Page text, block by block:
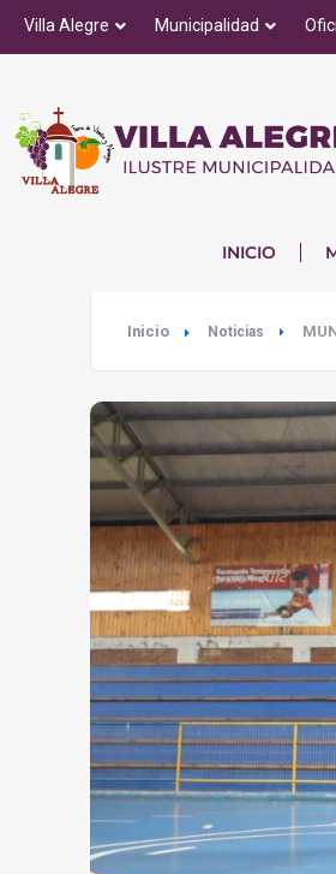
Villa Alegre Municipalidad
INICIO
Inicio Noticias